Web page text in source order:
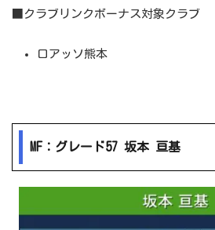
■クラブリンクボーナス対象クラブ
ロアッソ熊本
MF：グレード57 坂本 亘基